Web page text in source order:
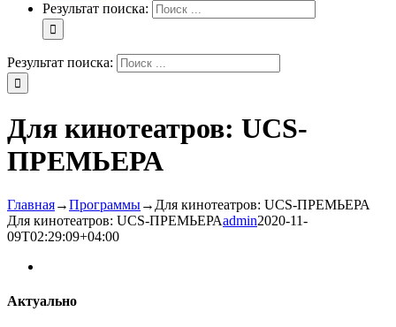
Результат поиска:
Результат поиска:
Для кинотеатров: UCS-
ПРЕМЬЕРА
Главная→Программы→ Для кинотеатров: UCS-ПРЕМЬЕРА
Для кинотеатров: UCS-ПРЕМЬЕРАadmin2020-11-
09T02:29:09+04:00
Актуально